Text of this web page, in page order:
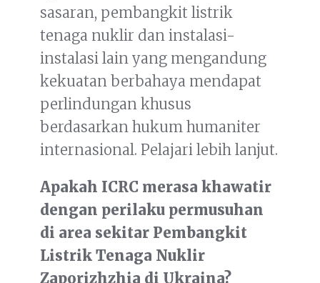
sasaran, pembangkit listrik
tenaga nuklir dan instalasi-
instalasi lain yang mengandung
kekuatan berbahaya mendapat
perlindungan khusus
berdasarkan hukum humaniter
internasional. Pelajari lebih lanjut.
Apakah ICRC merasa khawatir
dengan perilaku permusuhan
di area sekitar Pembangkit
Listrik Tenaga Nuklir
Zaporizhzhia di Ukraina?